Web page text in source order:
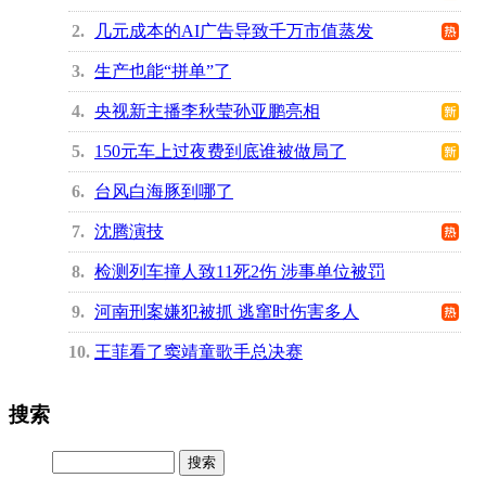
2 几元成本的AI广告导致千万市值蒸发
3 生产也能“拼单”了
4 央视新主播李秋莹孙亚鹏亮相
5 150元车上过夜费到底谁被做局了
6 台风白海豚到哪了
7 沈腾演技
8 检测列车撞人致11死2伤 涉事单位被罚
9 河南刑案嫌犯被抓 逃窜时伤害多人
10 王菲看了窦靖童歌手总决赛
搜索